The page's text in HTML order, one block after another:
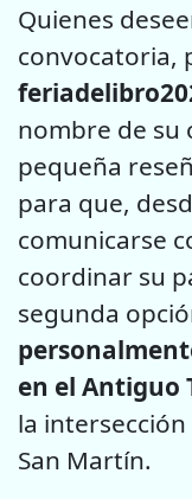
Quienes
convocatoria,
nombre de su
pequeña
para que,
comunicarse
coordinar su
segunda
en el Antiguo
la intersección
San Martín.